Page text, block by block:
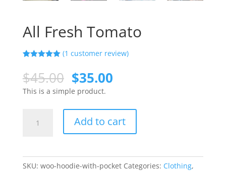
All Fresh Tomato
out of 5
based on
customer
rating
(1 customer review)
$45.00 $35.00
This is a simple product.
Add to cart
SKU: woo-hoodie-with-pocket Categories: Clothing,